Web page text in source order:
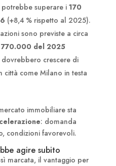
superare i170
(+8,4 % rispetto al 2025).
sono previste a circa
del 2025
crescere di
come Milano in testa
immobiliare sta
: domanda
condizioni favorevoli.
agire subito
marcata, il vantaggio per